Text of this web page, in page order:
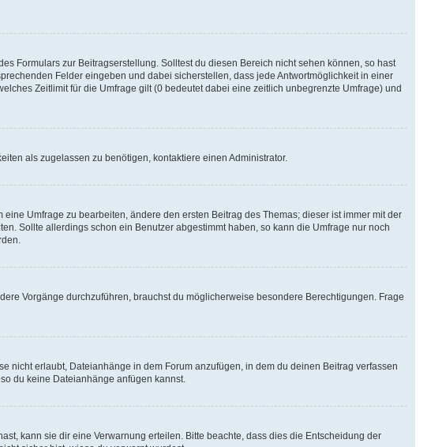
Formulars zur Beitragserstellung. Solltest du diesen Bereich nicht sehen können, so hast
Felder eingeben und dabei sicherstellen, dass jede Antwortmöglichkeit in einer
Zeitlimit für die Umfrage gilt (0 bedeutet dabei eine zeitlich unbegrenzte Umfrage) und
als zugelassen zu benötigen, kontaktiere einen Administrator.
Umfrage zu bearbeiten, ändere den ersten Beitrag des Themas; dieser ist immer mit der
Sollte allerdings schon ein Benutzer abgestimmt haben, so kann die Umfrage nur noch
Vorgänge durchzuführen, brauchst du möglicherweise besondere Berechtigungen. Frage
nicht erlaubt, Dateianhänge in dem Forum anzufügen, in dem du deinen Beitrag verfassen
du keine Dateianhänge anfügen kannst.
kann sie dir eine Verwarnung erteilen. Bitte beachte, dass dies die Entscheidung der